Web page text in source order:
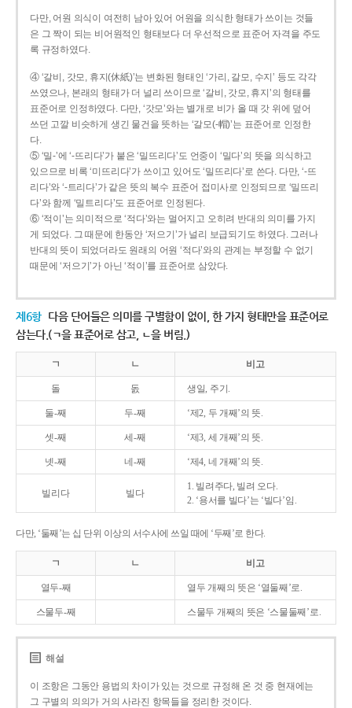
다만, 어원 의식이 여전히 남아 있어 어원을 의식한 형태가 쓰이는 것들
은 그 짝이 되는 비어원적인 형태보다 더 우선적으로 표준어 자격을 주도
록 규정하였다.
④ ‘갈비, 갓모, 휴지(休紙)’는 변화된 형태인 ‘가리, 갈모, 수지’ 등도 각각
쓰였으나, 본래의 형태가 더 널리 쓰이므로 ‘갈비, 갓모, 휴지’의 형태를
표준어로 인정하였다. 다만, ‘갓모’와는 별개로 비가 올 때 갓 위에 덮어
쓰던 고깔 비슷하게 생긴 물건을 뜻하는 ‘갈모(-帽)’는 표준어로 인정한
다.
⑤ ‘밀-’에 ‘-뜨리다’가 붙은 ‘밀뜨리다’도 언중이 ‘밀다’의 뜻을 의식하고
있으므로 비록 ‘미뜨리다’가 쓰이고 있어도 ‘밀뜨리다’로 쓴다. 다만, ‘-뜨
리다’와 ‘-트리다’가 같은 뜻의 복수 표준어 접미사로 인정되므로 ‘밀뜨리
다’와 함께 ‘밀트리다’도 표준어로 인정된다.
⑥ ‘적이’는 의미적으로 ‘적다’와는 멀어지고 오히려 반대의 의미를 가지
게 되었다. 그 때문에 한동안 ‘저으기’가 널리 보급되기도 하였다. 그러나
반대의 뜻이 되었더라도 원래의 어원 ‘적다’와의 관계는 부정할 수 없기
때문에 ‘저으기’가 아닌 ‘적이’를 표준어로 삼았다.
제6항 다음 단어들은 의미를 구별함이 없이, 한 가지 형태만을 표준어로
삼는다.(ㄱ을 표준어로 삼고, ㄴ을 버림.)
ㄱ ㄴ 비고
돌 돐 생일, 주기.
둘-째 두-째 ‘제2, 두 개째’의 뜻.
셋-째 세-째 ‘제3, 세 개째’의 뜻.
넷-째 네-째 ‘제4, 네 개째’의 뜻.
빌리다 빌다
1. 빌려주다, 빌려 오다.
2. ‘용서를 빌다’는 ‘빌다’임.
다만, ‘둘째’는 십 단위 이상의 서수사에 쓰일 때에 ‘두째’로 한다.
ㄱ ㄴ 비고
열두-째 열두 개째의 뜻은 ‘열둘째’로.
스물두-째 스물두 개째의 뜻은 ‘스물둘째’로.
해설
이 조항은 그동안 용법의 차이가 있는 것으로 규정해 온 것 중 현재에는
그 구별의 의의가 거의 사라진 항목들을 정리한 것이다.